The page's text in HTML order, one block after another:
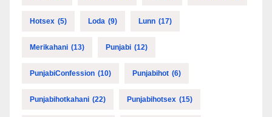
Hotsex (5) Loda (9) Lunn (17)
Merikahani (13) Punjabi (12)
PunjabiConfession (10) Punjabihot (6)
Punjabihotkahani (22) Punjabihotsex (15)